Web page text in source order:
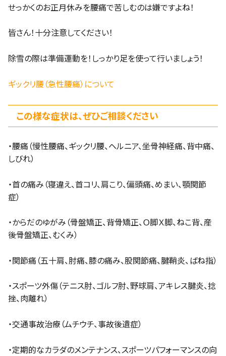
せっかくのお正月休みを腰痛で苦しむのは嫌ですよね！
皆さん！十分注意してください！
除雪の際は準備運動を！しっかり足を使って行いましょう！
ギックリ腰（急性腰痛）について
この様な症状は、ぜひご相談ください
・腰痛（慢性腰痛、ギックリ腰、ヘルニア、坐骨神経痛、背中痛、
しびれ）
・首の痛み（寝違え、首コリ、肩こり、偏頭痛、めまい、顎関節
症）
・からだのゆがみ（骨盤矯正、背骨矯正、Ｏ脚Ｘ脚、ねこ背、産
後骨盤矯正、むくみ）
・関節痛（五十肩、肘痛、膝の痛み、股関節痛、腱鞘炎、ばね指）
・スポーツ外傷（テニス肘、ゴルフ肘、野球肩、アキレス腱炎、捻
挫、肉離れ）
・交通事故治療（ムチウチ、事故後遺症）
・定期的なカラダのメンテナンス、スポーツパフォーマンスの向